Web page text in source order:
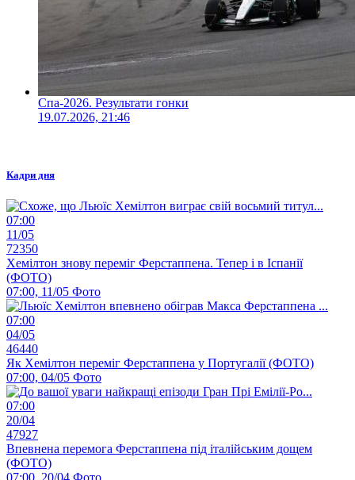
Спа-2026. Результати гонки
19.07.2026, 21:46
Кадри дня
07:00
11/05
72350
Хемілтон знову переміг Ферстаппена. Тепер і в Іспанії
(ФОТО)
07:00, 11/05 Фото
07:00
04/05
46440
Як Хемілтон переміг Ферстаппена у Португалії (ФОТО)
07:00, 04/05 Фото
07:00
20/04
47927
Впевнена перемога Ферстаппена під італійським дощем
(ФОТО)